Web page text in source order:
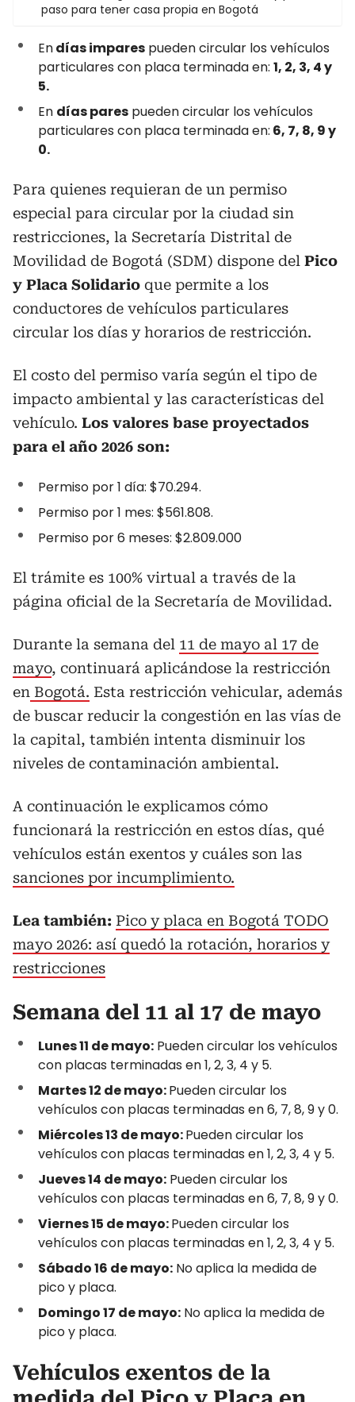
paso para tener casa propia en Bogotá
Endías impares pueden circular los vehículos
particulares con placa terminada en: 1, 2, 3, 4 y
5.
En días pares pueden circular los vehículos
particulares con placa terminada en: 6, 7, 8, 9 y
0.
Para quienes requieran de un permiso
especial para circular por la ciudad sin
restricciones, la Secretaría Distrital de
Movilidad de Bogotá (SDM) dispone del Pico
y Placa Solidario que permite a los
conductores de vehículos particulares
circular los días y horarios de restricción.
El costo del permiso varía según el tipo de
impacto ambiental y las características del
vehículo. Los valores base proyectados
para el año 2026 son:
Permiso por 1 día: $70.294.
Permiso por 1 mes: $561.808.
Permiso por 6 meses: $2.809.000
El trámite es 100% virtual a través de la
página oficial de la Secretaría de Movilidad.
Durante la semana del 11 de mayo al 17 de
mayo, continuará aplicándose la restricción
en Bogotá. Esta restricción vehicular, además
de buscar reducir la congestión en las vías de
la capital, también intenta disminuir los
niveles de contaminación ambiental.
A continuación le explicamos cómo
funcionará la restricción en estos días, qué
vehículos están exentos y cuáles son las
sanciones por incumplimiento.
Lea también: Pico y placa en Bogotá TODO
mayo 2026: así quedó la rotación, horarios y
restricciones
Semana del 11 al 17 de mayo
Lunes 11 de mayo: Pueden circular los vehículos
con placas terminadas en 1, 2, 3, 4 y 5.
Martes 12 de mayo:Pueden circular los
vehículos con placas terminadas en 6, 7, 8, 9 y 0.
Miércoles 13 de mayo:Pueden circular los
vehículos con placas terminadas en 1, 2, 3, 4 y 5.
Jueves 14 de mayo: Pueden circular los
vehículos con placas terminadas en 6, 7, 8, 9 y 0.
Viernes 15 de mayo:Pueden circular los
vehículos con placas terminadas en 1, 2, 3, 4 y 5.
Sábado 16 de mayo: No aplica la medida de
pico y placa.
Domingo 17 de mayo: No aplica la medida de
pico y placa.
Vehículos exentos de la